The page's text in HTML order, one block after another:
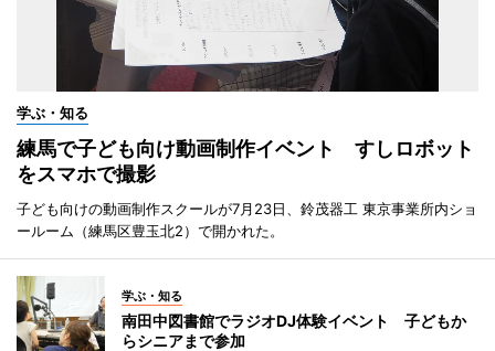
学ぶ・知る
練馬で子ども向け動画制作イベント すしロボット
をスマホで撮影
子ども向けの動画制作スクールが7月23日、鈴茂器工 東京事業所内ショ
ールーム（練馬区豊玉北2）で開かれた。
学ぶ・知る
南田中図書館でラジオDJ体験イベント 子どもか
らシニアまで参加